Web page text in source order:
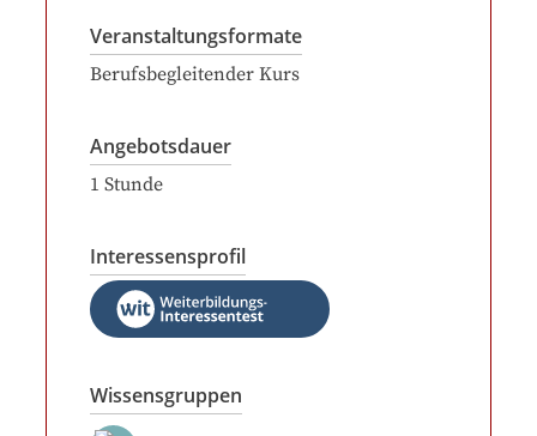
Veranstaltungsformate
Berufsbegleitender Kurs
Angebotsdauer
1 Stunde
Interessensprofil
Wissensgruppen